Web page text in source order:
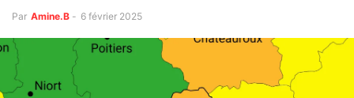
Par Amine.B - 6 février 2025